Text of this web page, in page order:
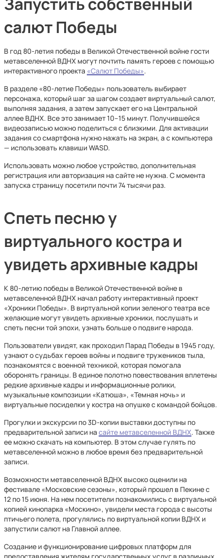
салют Победы
В год 80-летия победы в Великой Отечественной войне гости
метавселенной ВДНХ могут почтить память героев с помощью
интерактивного проекта «Салют Победы».
В разделе «80-летие Победы» пользователь выбирает
персонажа, который шаг за шагом создает виртуальный салют,
выполняя задания, а затем запускает его на Центральной
аллее ВДНХ. Все это занимает 10–15 минут. Получившейся
видеозаписью можно поделиться с близкими. Для активации
задания со смартфона нужно нажать на экран, а с компьютера
— использовать клавиши WASD.
Использовать можно любое устройство, дополнительная
регистрация или авторизация на сайте не нужна. С момента
запуска страницу посетили почти 74 тысячи раз.
Спеть песню у
виртуального костра и
увидеть архивные кадры
К 80-летию победы в Великой Отечественной войне в
метавселенной ВДНХ начал работу интерактивный проект
«Хроники Победы». В виртуальной копии зеленого театра все
желающие могут увидеть архивные хроники, послушать и
спеть песни той эпохи, узнать больше о подвиге народа.
Пользователи увидят, как проходил Парад Победы в 1945 году,
узнают о судьбах героев войны и подвиге тружеников тыла,
познакомятся с военной техникой, которая помогала
оборонять границы. В единое полотно повествования вплетены
редкие архивные кадры и информационные ролики,
музыкальные композиции «Катюша», «Темная ночь» и
виртуальные посиделки у костра на опушке с командой бойцов.
Прогулки и экскурсии по 3D-копии выставки доступны по
предварительной записи на сайте метавселенной ВДНХ. Также
ее можно скачать на компьютер. В этом случае гулять по
метавселенной можно в любое время без предварительной
записи.
Возможности метавселенной ВДНХ высоко оценили на
фестивале «Московские сезоны», который прошел в Пекине с
12 по 15 июня. На нем посетители познакомились с виртуальной
копией кинопарка «Москино», увидели места города с высоты
птичьего полета, прогулялись по виртуальной копии ВДНХ и
запустили салют на Главной аллее.
Создание и функционирование цифровых платформ для